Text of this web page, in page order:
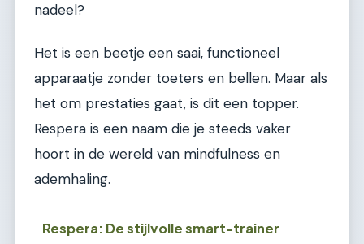
nadeel?
Het is een beetje een saai, functioneel
apparaatje zonder toeters en bellen. Maar als
het om prestaties gaat, is dit een topper.
Respera is een naam die je steeds vaker
hoort in de wereld van mindfulness en
ademhaling.
Respera: De stijlvolle smart-trainer